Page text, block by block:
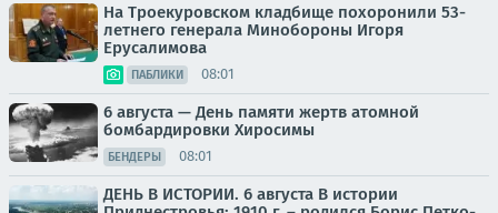
На Троекуровском кладбище похоронили 53-
летнего генерала Минобороны Игоря
Ерусалимова
ПАБЛИКИ 08:01
6 августа — День памяти жертв атомной
бомбардировки Хиросимы
БЕНДЕРЫ 08:01
ДЕНЬ В ИСТОРИИ. 6 августа В истории